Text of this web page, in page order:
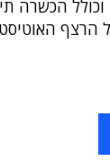
הכשרה